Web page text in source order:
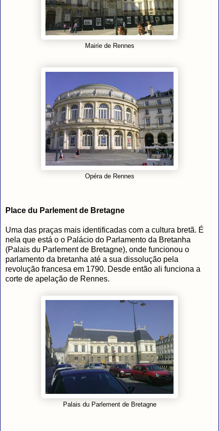
Mairie de Rennes
Opéra de Rennes
Place du Parlement de Bretagne
Uma das praças mais identificadas com a cultura bretã. É
nela que está o o Palácio do Parlamento da Bretanha
(Palais du Parlement de Bretagne), onde funcionou o
parlamento da bretanha até a sua dissolução pela
revolução francesa em 1790. Desde então ali funciona a
corte de apelação de Rennes.
Palais du Parlement de Bretagne